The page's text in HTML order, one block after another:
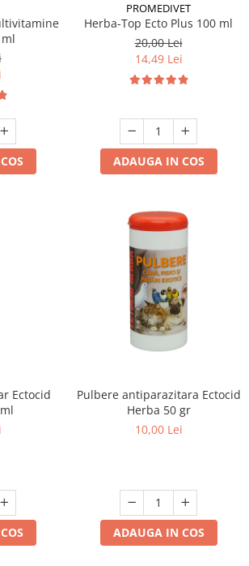
PROMEDIVET
Herba-Top Ecto Plus 100 ml
20,00 Lei
14,49 Lei
ADAUGA IN COS
Ectocid
Pulbere antiparazitara Ectocid
Herba 50 gr
10,00 Lei
ADAUGA IN COS